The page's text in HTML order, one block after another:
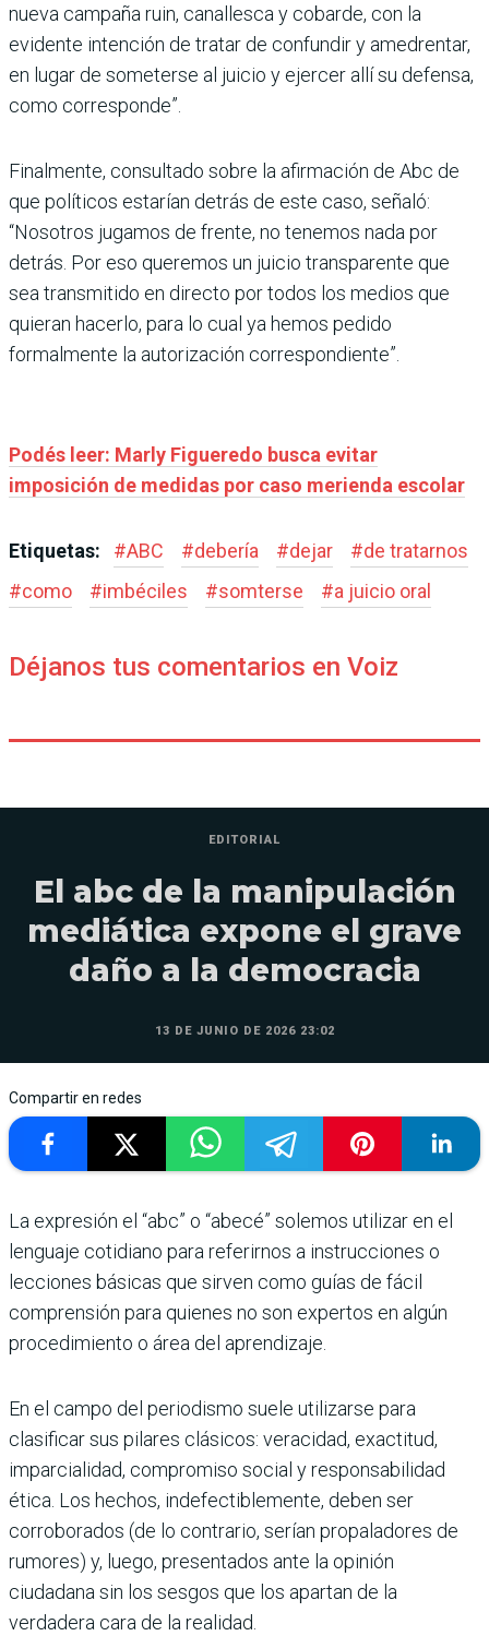
nueva campaña ruin, canallesca y cobarde, con la
evidente intención de tratar de confundir y amedrentar,
en lugar de someterse al juicio y ejercer allí su defensa,
como corresponde”.
Finalmente, consultado sobre la afirmación de Abc de
que políticos estarían detrás de este caso, señaló:
“Nosotros jugamos de frente, no tenemos nada por
detrás. Por eso queremos un juicio transparente que
sea transmitido en directo por todos los medios que
quieran hacerlo, para lo cual ya hemos pedido
formalmente la autorización correspondiente”.
Podés leer: Marly Figueredo busca evitar
imposición de medidas por caso merienda escolar
Etiquetas: #ABC #debería #dejar #de tratarnos
#como #imbéciles #somterse #a juicio oral
Déjanos tus comentarios en Voiz
EDITORIAL
El abc de la manipulación
mediática expone el grave
daño a la democracia
13 DE JUNIO DE 2026 23:02
Compartir en redes
La expresión el “abc” o “abecé” solemos utilizar en el
lenguaje cotidiano para referirnos a instrucciones o
lecciones básicas que sirven como guías de fácil
comprensión para quienes no son expertos en algún
procedimiento o área del aprendizaje.
En el campo del periodismo suele utilizarse para
clasificar sus pilares clásicos: veracidad, exactitud,
imparcialidad, compromiso social y responsabilidad
ética. Los hechos, indefectiblemente, deben ser
corroborados (de lo contrario, serían propaladores de
rumores) y, luego, presentados ante la opinión
ciudadana sin los sesgos que los apartan de la
verdadera cara de la realidad.